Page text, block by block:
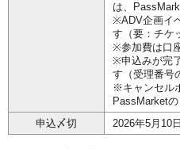
は、
※ADV企画イ
す（要：チケ
※参加費は口
※申込みが完
す（受理番号
※キャンセル
PassMarket
申込〆切
2026年5月10日